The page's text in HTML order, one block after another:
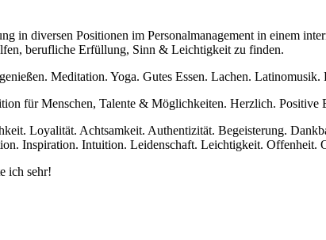
in diversen Positionen im Personalmanagement in einem
berufliche Erfüllung, Sinn & Leichtigkeit zu finden.
Meditation. Yoga. Gutes Essen. Lachen. Latinomusik.
für Menschen, Talente & Möglichkeiten. Herzlich.
Loyalität. Achtsamkeit. Authentizität. Begeisterung.
Inspiration. Intuition. Leidenschaft. Leichtigkeit.
ich sehr!